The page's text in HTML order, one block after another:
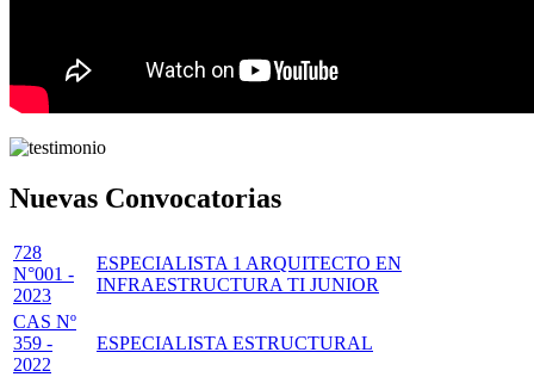
Nuevas Convocatorias
728
N°001 -
2023
ESPECIALISTA 1 ARQUITECTO EN
INFRAESTRUCTURA TI JUNIOR
CAS Nº
359 -
2022
ESPECIALISTA ESTRUCTURAL